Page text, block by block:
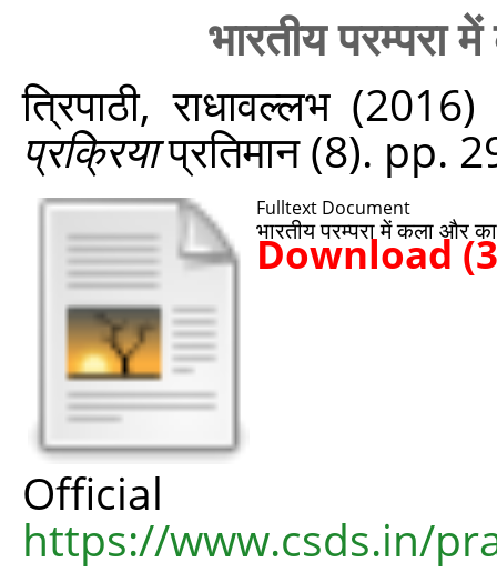
भारतीय परम्परा
त्रिपाठी, राधावल्लभ
प्रक्रियाप्रतिमान (8). pp.
Fulltext Document
भारतीय परम्परा में कला और
Download
https://www.csds.in/